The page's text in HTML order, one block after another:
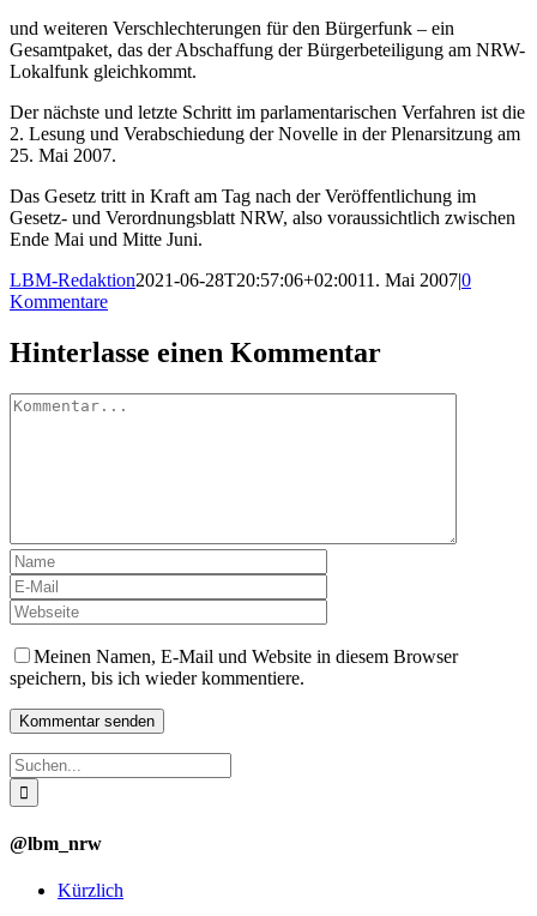
und weiteren Verschlechterungen für den Bürgerfunk – ein
Gesamtpaket, das der Abschaffung der Bürgerbeteiligung am NRW-
Lokalfunk gleichkommt.
Der nächste und letzte Schritt im parlamentarischen Verfahren ist die
2. Lesung und Verabschiedung der Novelle in der Plenarsitzung am
25. Mai 2007.
Das Gesetz tritt in Kraft am Tag nach der Veröffentlichung im
Gesetz- und Verordnungsblatt NRW, also voraussichtlich zwischen
Ende Mai und Mitte Juni.
LBM-Redaktion2021-06-28T20:57:06+02:0011. Mai 2007|0
Kommentare
Hinterlasse einen Kommentar
Kommentar
Meinen Namen, E-Mail und Website in diesem Browser
speichern, bis ich wieder kommentiere.
Suche
nach:
@lbm_nrw
Kürzlich